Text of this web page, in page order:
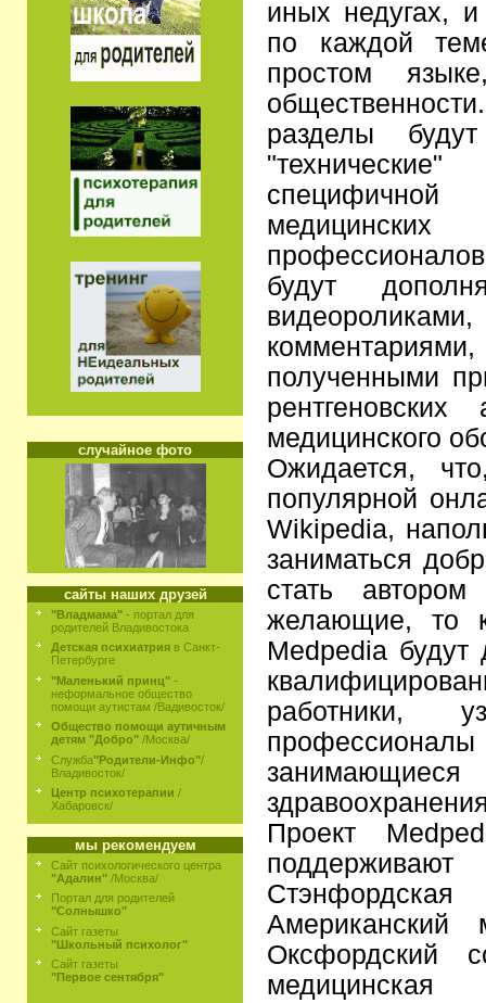
случайное фото
сайты наших друзей
"Владмама" - портал для
родителей Владивостока
Детская психиатрия в Санкт-
Петербурге
"Маленький принц" -
неформальное общество
помощи аутистам /Вадивосток/
Общество помощи аутичным
детям "Добро" /Москва/
Служба"Родители-Инфо"/
Владивосток/
Центр психотерапии /
Хабаровск/
мы рекомендуем
Сайт психологического центра
"Адалин" /Москва/
Портал для родителей
"Солнышко"
Сайт газеты
"Школьный психолог"
Сайт газеты
"Первое сентября"
иных недугах,
по каждой
простом
разделы
будут
полученными
медицинского
Ожидается,
популярной
Wikipedia,
заниматься
стать
желающие, то
Medpedia
работники,
Проект
Американский
Оксфордский
медицинская